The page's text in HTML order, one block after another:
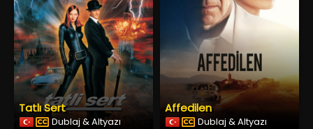
Tatlı Sert
Dublaj & Altyazı
Affedilen
Dublaj & Altyazı